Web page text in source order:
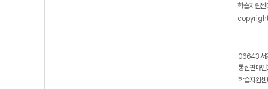
학습지원
06643 서
통신판매
학습지원